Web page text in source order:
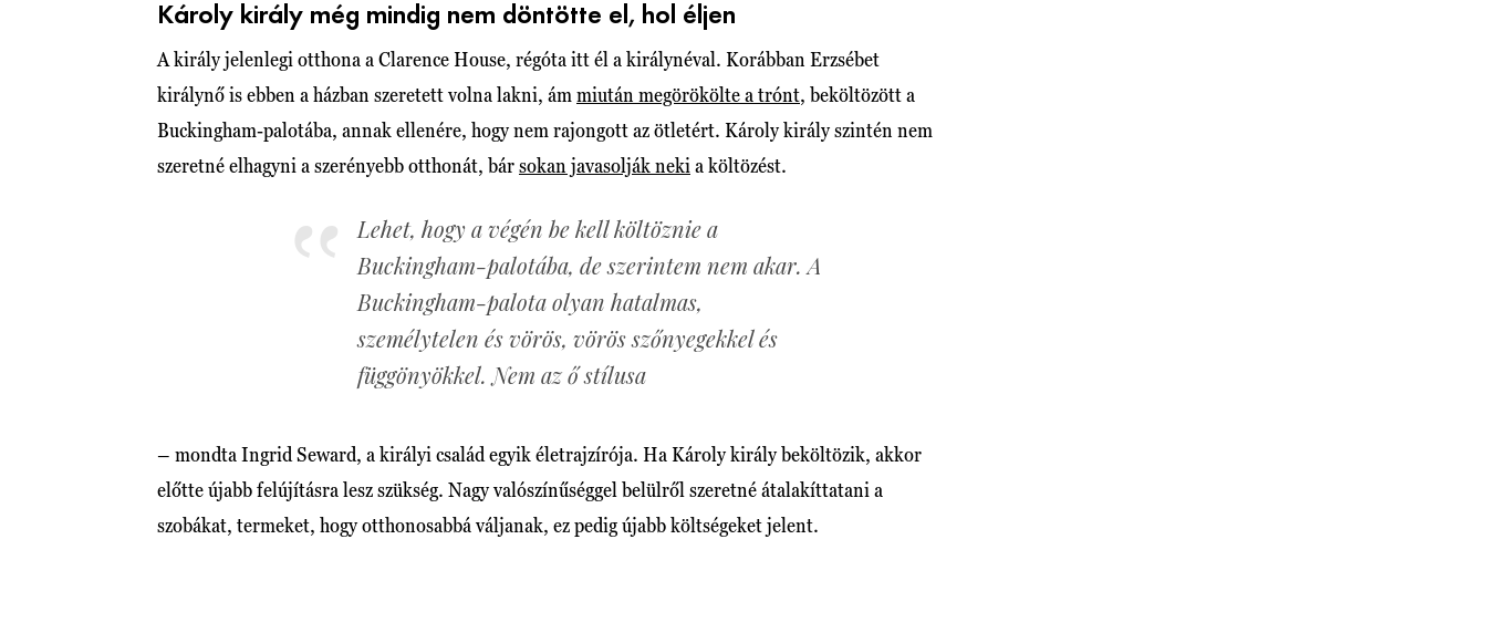
Károly király még mindig nem döntötte el, hol éljen
A király jelenlegi otthona a Clarence House, régóta itt él a királynéval. Korábban Erzsébet
királynő is ebben a házban szeretett volna lakni, ám miután megörökölte a trónt, beköltözött a
Buckingham-palotába, annak ellenére, hogy nem rajongott az ötletért. Károly király szintén nem
szeretné elhagyni a szerényebb otthonát, bársokan javasolják neki a költözést.
Lehet, hogy a végén be kell költöznie a
Buckingham-palotába, de szerintem nem akar. A
Buckingham-palota olyan hatalmas,
személytelen és vörös, vörös szőnyegekkel és
függönyökkel. Nem az ő stílusa
– mondta Ingrid Seward, a királyi család egyik életrajzírója. Ha Károly király beköltözik, akkor
előtte újabb felújításra lesz szükség. Nagy valószínűséggel belülről szeretné átalakíttatani a
szobákat, termeket, hogy otthonosabbá váljanak, ez pedig újabb költségeket jelent.